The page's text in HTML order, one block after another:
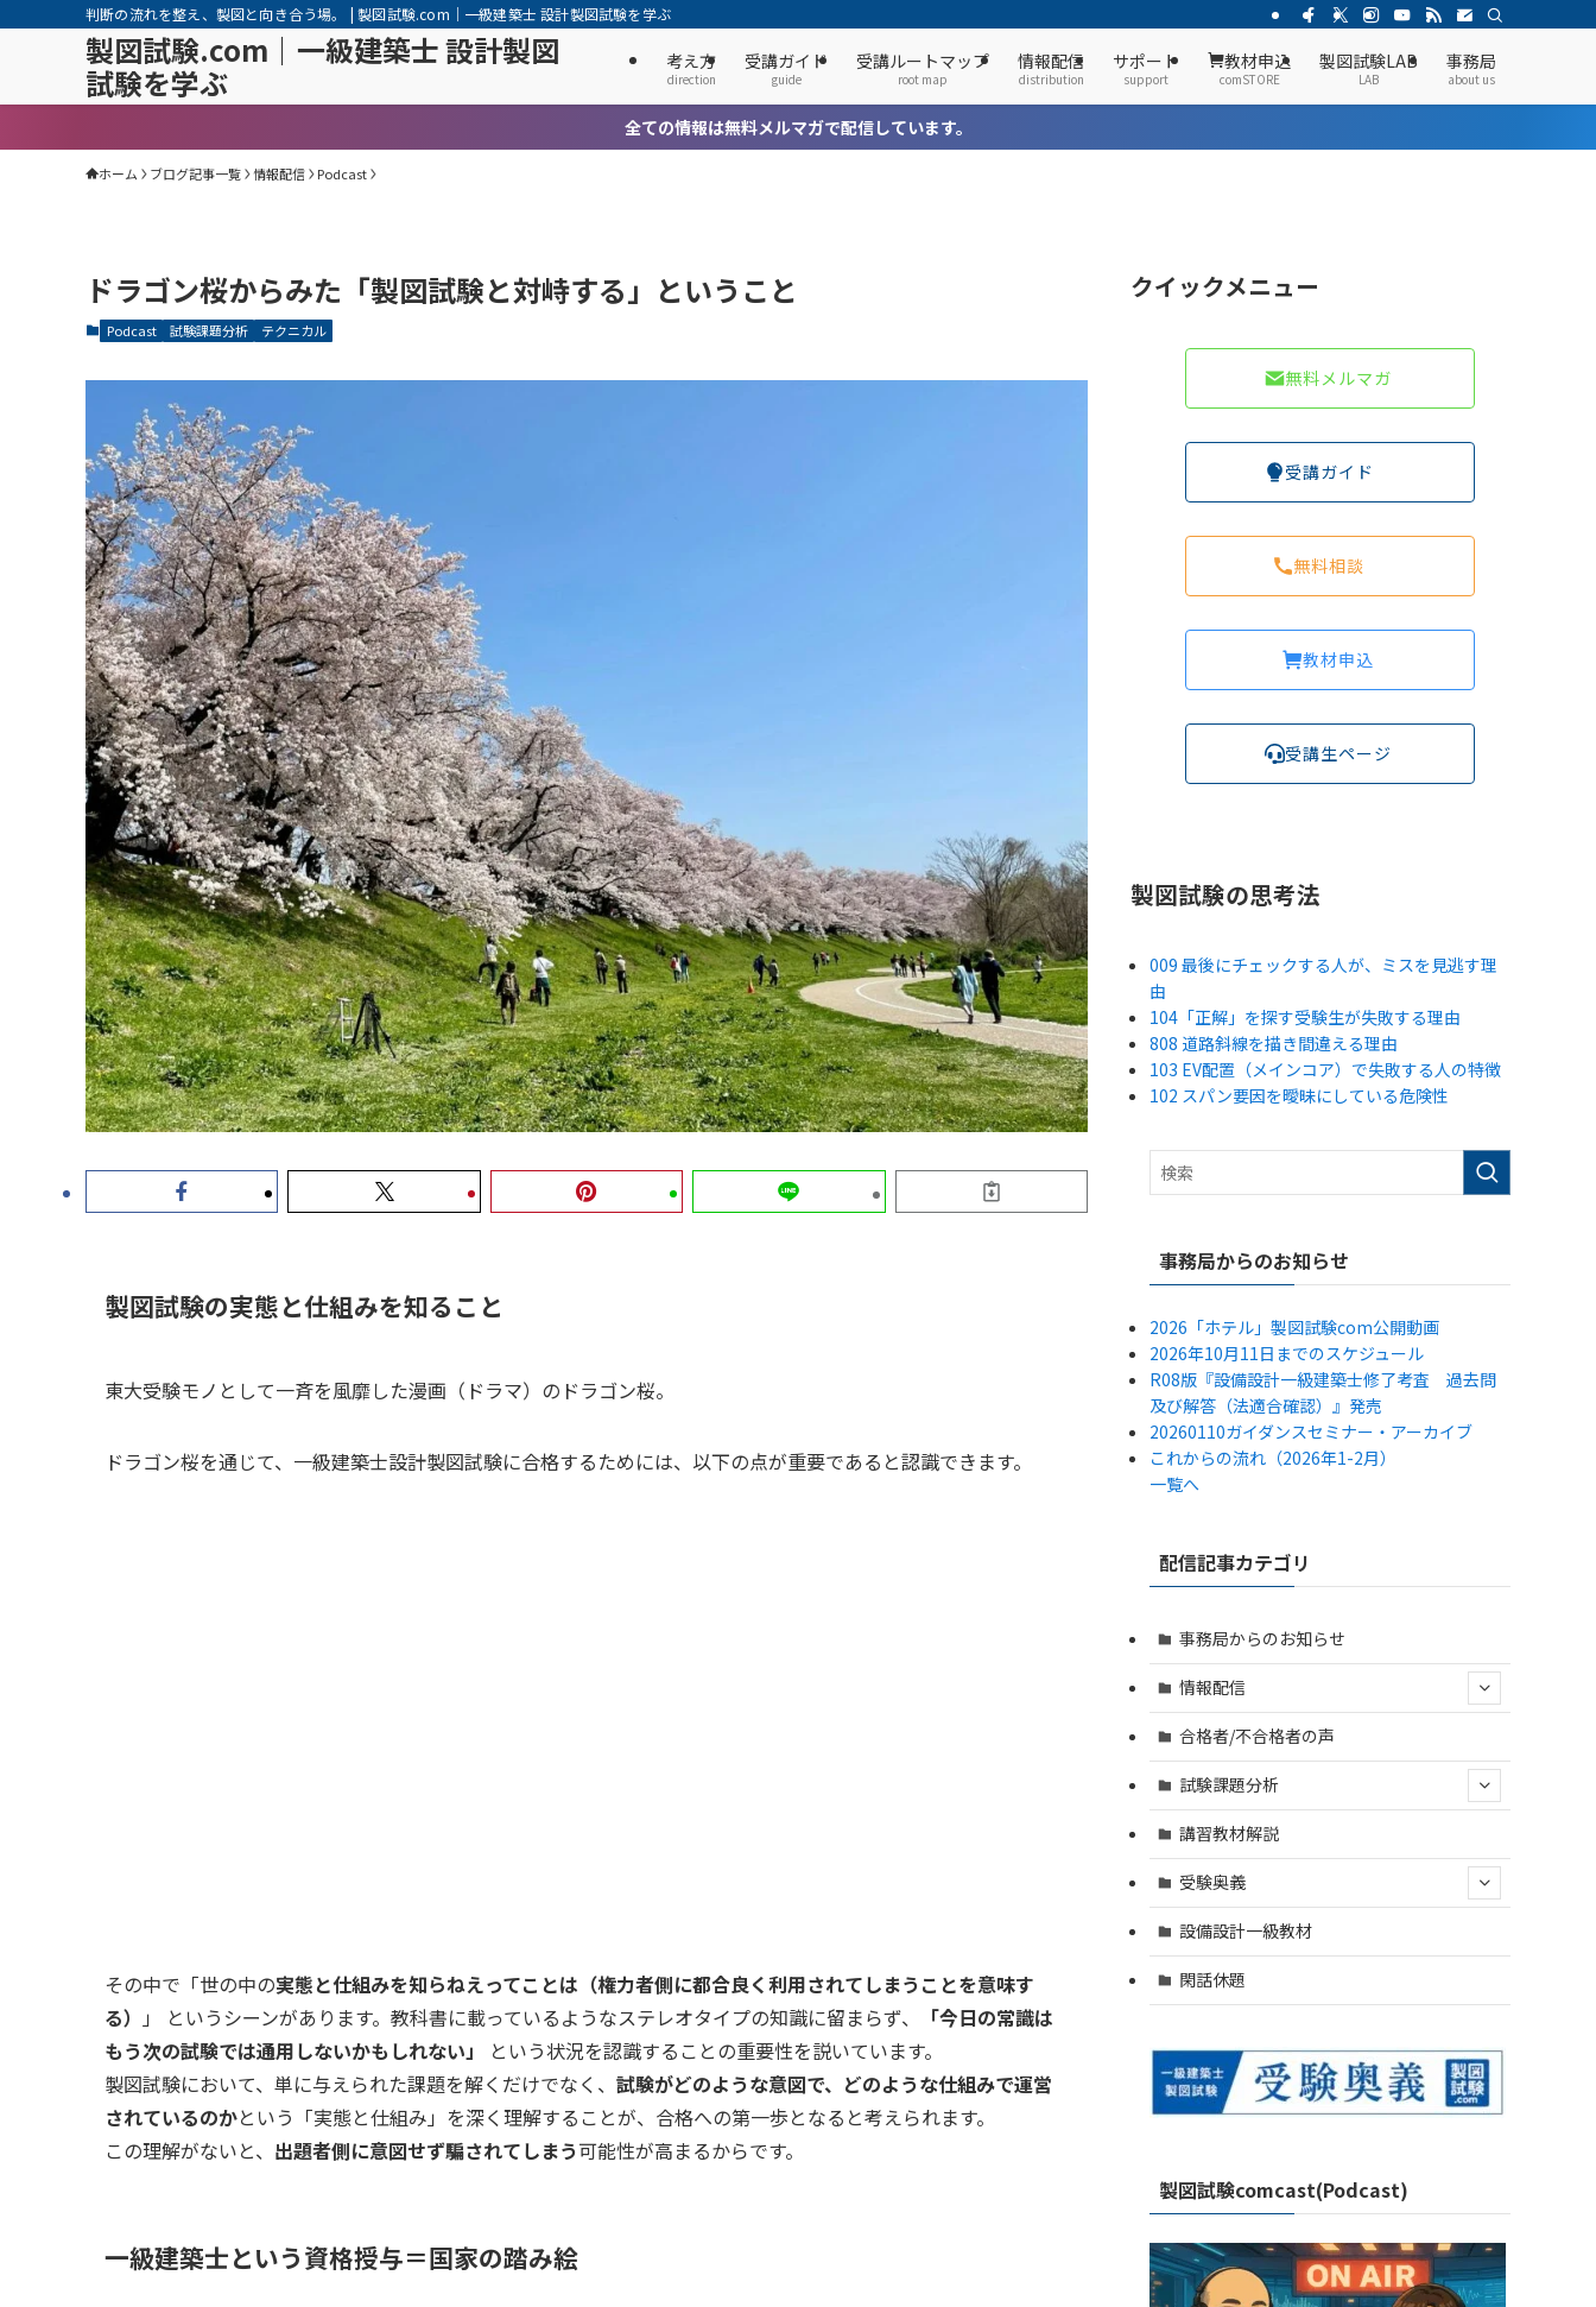
判断の流れを整え、製図と向き合う場。 | 製図試験.com｜一級建築士 設計製図試験を学ぶ
製図試験.com｜一級建築士 設計製図
試験を学ぶ
考え方
direction
受講ガイド
guide
受講ルートマップ
root map
情報配信
distribution
サポート
support
教材申込
comSTORE
製図試験LAB
LAB
事務局
about us
全ての情報は無料メルマガで配信しています。
ホーム ブログ記事一覧 情報配信 Podcast
ドラゴン桜からみた「製図試験と対峙する」ということ
Podcast 試験課題分析 テクニカル
製図試験の実態と仕組みを知ること
東大受験モノとして一斉を風靡した漫画（ドラマ）のドラゴン桜。
ドラゴン桜を通じて、一級建築士設計製図試験に合格するためには、以下の点が重要であると認識できます。
その中で「世の中の実態と仕組みを知らねえってことは（権力者側に都合良く利用されてしまうことを意味す
る）
」 というシーンがあります。教科書に載っているようなステレオタイプの知識に留まらず、
「今日の常識は
もう次の試験では通用しないかもしれない」
という状況を認識することの重要性を説いています。
製図試験において、単に与えられた課題を解くだけでなく、 試験がどのような意図で、どのような仕組みで運営
されているのかという「実態と仕組み」を深く理解することが、合格への第一歩となると考えられます。
この理解がないと、 出題者側に意図せず騙されてしまう可能性が高まるからです。
一級建築士という資格授与＝国家の踏み絵
クイックメニュー
無料メルマガ
受講ガイド
無料相談
教材申込
受講生ページ
製図試験の思考法
009 最後にチェックする人が、ミスを見逃す理
由
104「正解」を探す受験生が失敗する理由
808 道路斜線を描き間違える理由
103 EV配置（メインコア）で失敗する人の特徴
102 スパン要因を曖昧にしている危険性
事務局からのお知らせ
2026「ホテル」製図試験com公開動画
2026年10月11日までのスケジュール
R08版『設備設計一級建築士修了考査 過去問
及び解答（法適合確認）』発売
20260110ガイダンスセミナー・アーカイブ
これからの流れ（2026年1-2月）
一覧へ
配信記事カテゴリ
事務局からのお知らせ
情報配信
合格者/不合格者の声
試験課題分析
講習教材解説
受験奥義
設備設計一級教材
閑話休題
製図試験comcast(Podcast)